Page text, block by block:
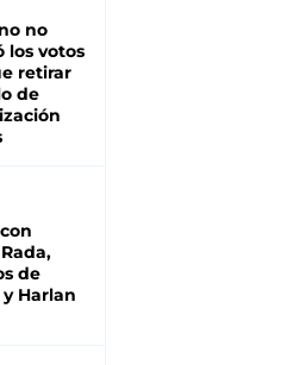
no
los votos
retirar
de
de
Harlan